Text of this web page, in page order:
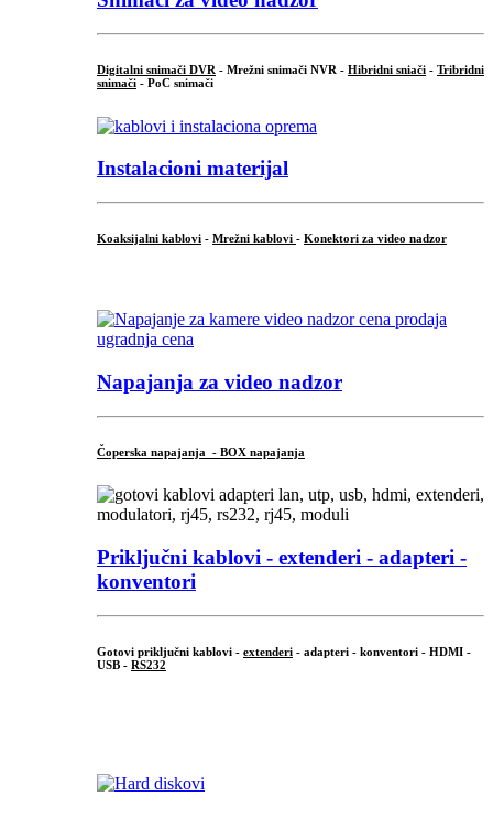
Digitalni snimači DVR - Mrežni snimači NVR - Hibridni sniači - Tribridni
snimači - PoC snimači
Instalacioni materijal
Koaksijalni kablovi - Mrežni kablovi - Konektori za video nadzor
Napajanja za video nadzor
Čoperska napajanja - BOX napajanja
Priključni kablovi - extenderi - adapteri -
konventori
Gotovi priključni kablovi - extenderi - adapteri - konventori - HDMI -
USB - RS232